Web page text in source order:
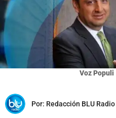
Voz Populi
Por: Redacción BLU Radio